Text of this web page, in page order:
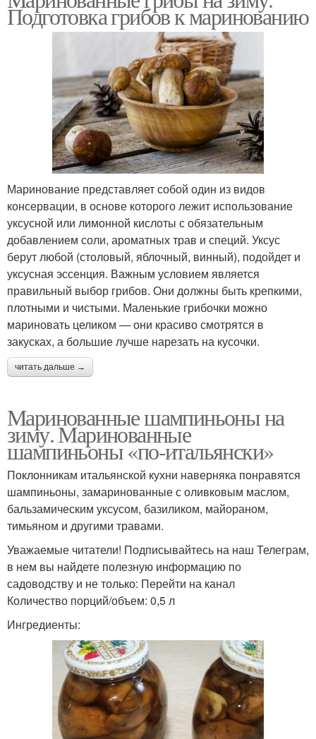
Подготовка грибов к маринованию
Маринование представляет собой один из видов
консервации, в основе которого лежит использование
уксусной или лимонной кислоты с обязательным
добавлением соли, ароматных трав и специй. Уксус
берут любой (столовый, яблочный, винный), подойдет и
уксусная эссенция. Важным условием является
правильный выбор грибов. Они должны быть крепкими,
плотными и чистыми. Маленькие грибочки можно
мариновать целиком — они красиво смотрятся в
закусках, а большие лучше нарезать на кусочки.
читать дальше →
Маринованные шампиньоны на
зиму. Маринованные
шампиньоны «по-итальянски»
Поклонникам итальянской кухни наверняка понравятся
шампиньоны, замаринованные с оливковым маслом,
бальзамическим уксусом, базиликом, майораном,
тимьяном и другими травами.
Уважаемые читатели! Подписывайтесь на наш Телеграм,
в нем вы найдете полезную информацию по
садоводству и не только: Перейти на канал
Количество порций/объем: 0,5 л
Ингредиенты: